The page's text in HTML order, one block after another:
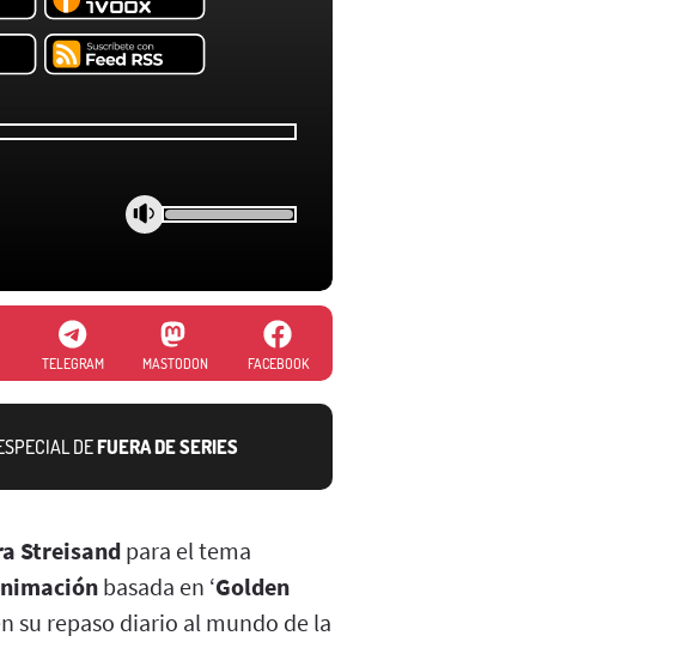
TELEGRAM MASTODON FACEBOOK
DEFUERA DE SERIES
Streisandpara el tema
basada en ‘Golden
su repaso diario al mundo de la